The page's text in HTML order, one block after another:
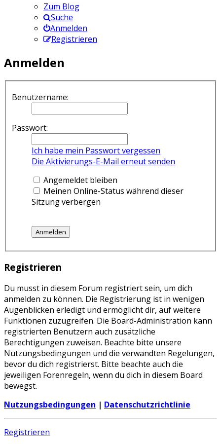
Zum Blog
Suche
Anmelden
Registrieren
Anmelden
Benutzername:
Passwort:
Ich habe mein Passwort vergessen
Die Aktivierungs-E-Mail erneut senden
Angemeldet bleiben
Meinen Online-Status während dieser
Sitzung verbergen
Registrieren
Du musst in diesem Forum registriert sein, um dich
anmelden zu können. Die Registrierung ist in wenigen
Augenblicken erledigt und ermöglicht dir, auf weitere
Funktionen zuzugreifen. Die Board-Administration kann
registrierten Benutzern auch zusätzliche
Berechtigungen zuweisen. Beachte bitte unsere
Nutzungsbedingungen und die verwandten Regelungen,
bevor du dich registrierst. Bitte beachte auch die
jeweiligen Forenregeln, wenn du dich in diesem Board
bewegst.
Nutzungsbedingungen | Datenschutzrichtlinie
Registrieren